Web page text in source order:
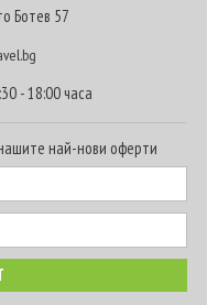
Ботев 57
- 18:00 часа
най-нови оферти